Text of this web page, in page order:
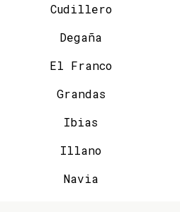
Cudillero
Degaña
El Franco
Grandas
Ibias
Illano
Navia